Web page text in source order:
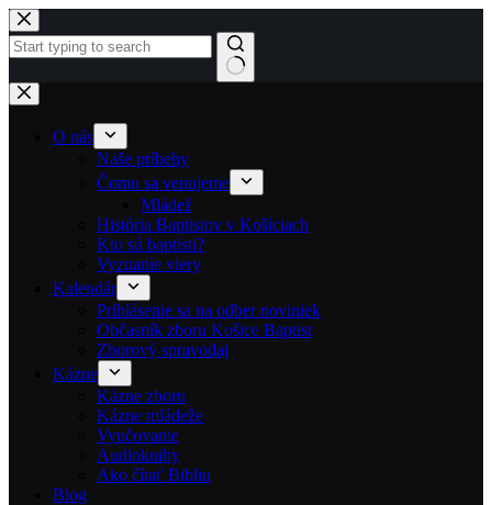
Skip to content
No results
O nás
Naše príbehy
Čomu sa venujeme
Mládež
História Baptistov v Košiciach
Kto sú baptisti?
Vyznanie viery
Kalendár
Prihlásenie sa na odber noviniek
Občasník zboru Košice Baptist
Zborový spravodaj
Kázne
Kázne zboru
Kázne mládeže
Vyučovanie
Audioknihy
Ako čítať Bibliu
Blog